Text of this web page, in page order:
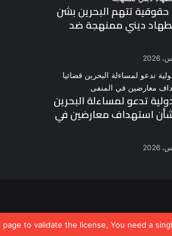
to validate the license, You need a
تتهم البحرين بشن
ديني ممنهجة ضد
تدعو لمساءلة البحرين
استهداف معارضين في